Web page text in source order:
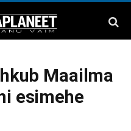
Maailma
esimehe